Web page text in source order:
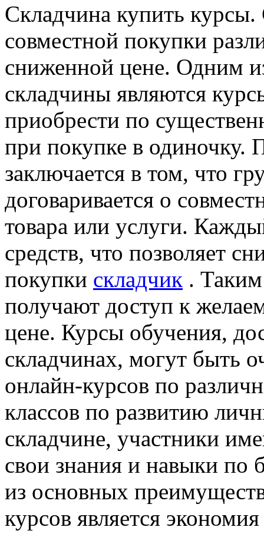
Склaдчинa купить
совместной покупки
сниженной цене. Одним
складчины являются
приобрести по
при покупке в одиночку.
заключается в том, что
договаривается о
товара или услуги.
средств, что позволяет
покупки складчик .
получают доступ к
цене. Курсы обучения,
складчинах, могут быть
онлайн-курсов по
классов по развитию
складчине, участники
свои знания и навыки по
из основных
курсов является